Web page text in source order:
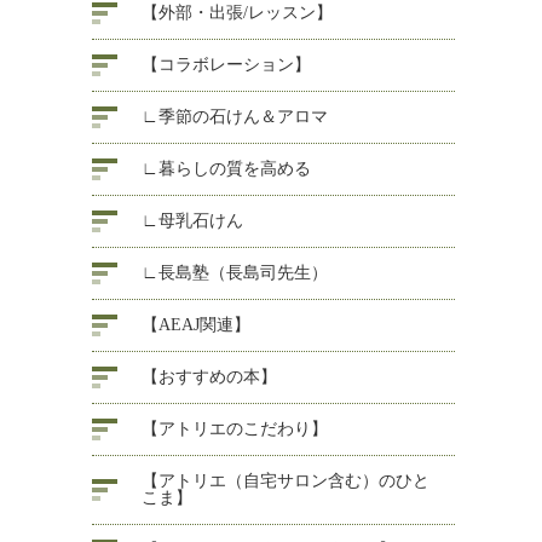
【外部・出張/レッスン】
【コラボレーション】
∟季節の石けん＆アロマ
∟暮らしの質を高める
∟母乳石けん
∟長島塾（長島司先生）
【AEAJ関連】
【おすすめの本】
【アトリエのこだわり】
【アトリエ（自宅サロン含む）のひと
こま】